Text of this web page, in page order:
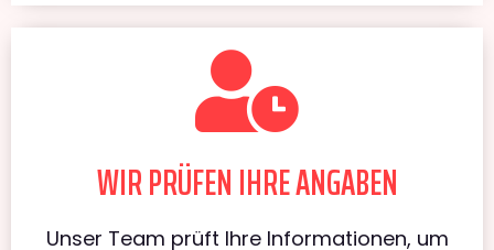
WIR PRÜFEN IHRE ANGABEN
Unser Team prüft Ihre Informationen, um